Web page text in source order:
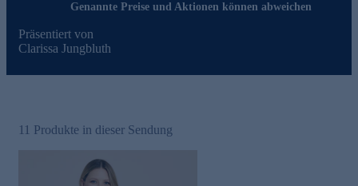
Genannte Preise und Aktionen können abweichen
Präsentiert von
Clarissa Jungbluth
11 Produkte in dieser Sendung